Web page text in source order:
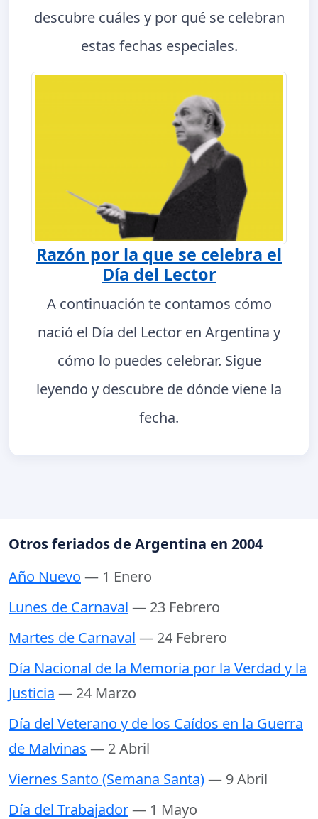
descubre cuáles y por qué se celebran
estas fechas especiales.
Razón por la que se celebra el
Día del Lector
A continuación te contamos cómo
nació el Día del Lector en Argentina y
cómo lo puedes celebrar. Sigue
leyendo y descubre de dónde viene la
fecha.
Otros feriados de Argentina en 2004
Año Nuevo — 1 Enero
Lunes de Carnaval — 23 Febrero
Martes de Carnaval — 24 Febrero
Día Nacional de la Memoria por la Verdad y la
Justicia — 24 Marzo
Día del Veterano y de los Caídos en la Guerra
de Malvinas — 2 Abril
Viernes Santo (Semana Santa)— 9 Abril
Día del Trabajador— 1 Mayo